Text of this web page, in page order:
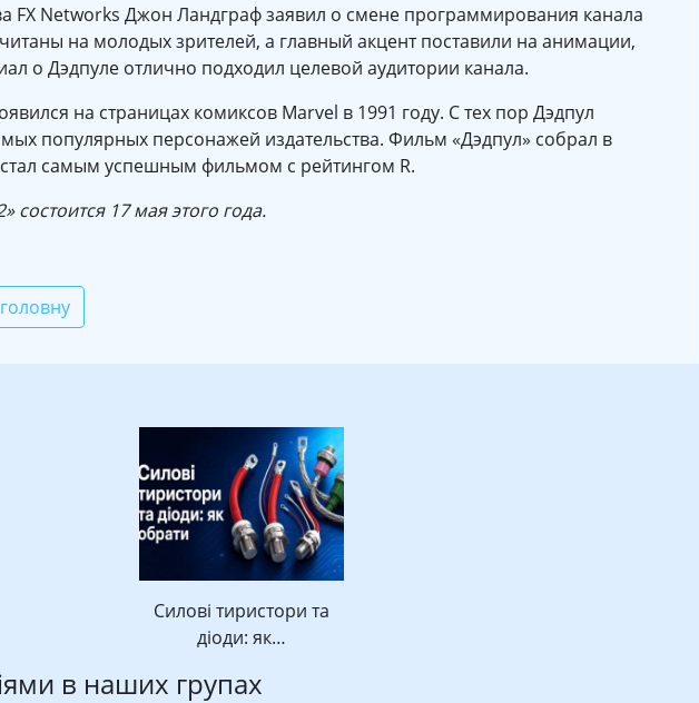
FX Networks Джон Ландграф заявил о смене программирования канала
на молодых зрителей, а главный акцент поставили на анимации,
о Дэдпуле отлично подходил целевой аудитории канала.
на страницах комиксов Marvel в 1991 году. С тех пор Дэдпул
популярных персонажей издательства. Фильм «Дэдпул» собрал в
самым успешным фильмом с рейтингом R.
состоится 17 мая этого года.
Силові тиристори та
діоди: як…
в наших групах